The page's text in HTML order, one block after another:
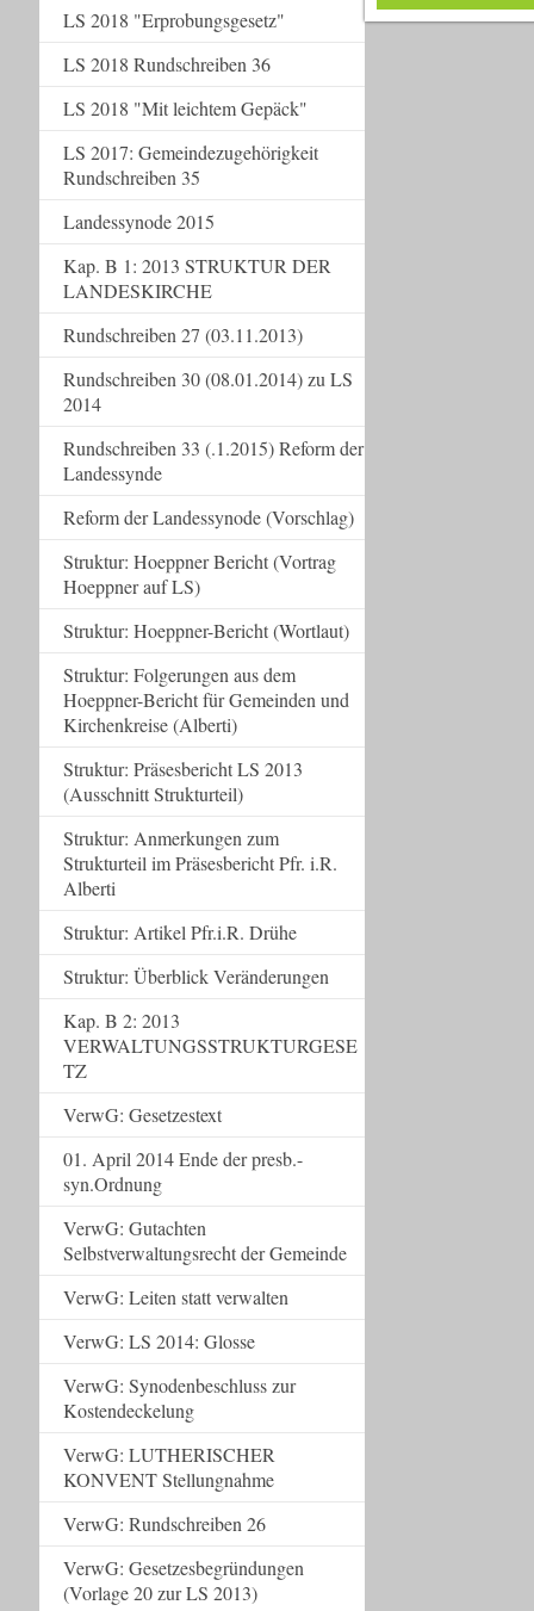
LS 2018 "Erprobungsgesetz"
LS 2018 Rundschreiben 36
LS 2018 "Mit leichtem Gepäck"
LS 2017: Gemeindezugehörigkeit
Rundschreiben 35
Landessynode 2015
Kap. B 1: 2013 STRUKTUR DER
LANDESKIRCHE
Rundschreiben 27 (03.11.2013)
Rundschreiben 30 (08.01.2014) zu LS
2014
Rundschreiben 33 (.1.2015) Reform der
Landessynde
Reform der Landessynode (Vorschlag)
Struktur: Hoeppner Bericht (Vortrag
Hoeppner auf LS)
Struktur: Hoeppner-Bericht (Wortlaut)
Struktur: Folgerungen aus dem
Hoeppner-Bericht für Gemeinden und
Kirchenkreise (Alberti)
Struktur: Präsesbericht LS 2013
(Ausschnitt Strukturteil)
Struktur: Anmerkungen zum
Strukturteil im Präsesbericht Pfr. i.R.
Alberti
Struktur: Artikel Pfr.i.R. Drühe
Struktur: Überblick Veränderungen
Kap. B 2: 2013
VERWALTUNGSSTRUKTURGESE
TZ
VerwG: Gesetzestext
01. April 2014 Ende der presb.-
syn.Ordnung
VerwG: Gutachten
Selbstverwaltungsrecht der Gemeinde
VerwG: Leiten statt verwalten
VerwG: LS 2014: Glosse
VerwG: Synodenbeschluss zur
Kostendeckelung
VerwG: LUTHERISCHER
KONVENT Stellungnahme
VerwG: Rundschreiben 26
VerwG: Gesetzesbegründungen
(Vorlage 20 zur LS 2013)